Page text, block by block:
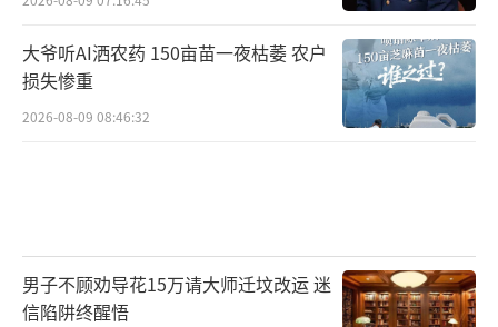
大爷听AI洒农药 150亩苗一夜枯萎 农户
损失惨重
2026-08-09 08:46:32
男子不顾劝导花15万请大师迁坟改运 迷
信陷阱终醒悟